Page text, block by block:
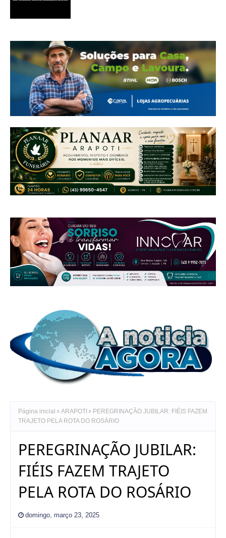
Página inicial ARAPOTI
PEREGRINAÇÃO JUBILAR: FIÉIS FAZEM
TRAJETO PELA ROTA DO ROSÁRIO
PEREGRINAÇÃO JUBILAR:
FIÉIS FAZEM TRAJETO
PELA ROTA DO ROSÁRIO
domingo, março 23, 2025